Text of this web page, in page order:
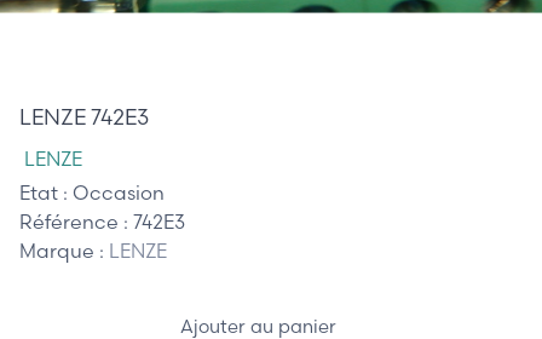
LENZE 742E3
LENZE
Etat : Occasion
Référence : 742E3
Marque : LENZE
Ajouter au panier